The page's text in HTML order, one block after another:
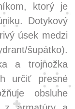
ktorý je
Dotykový
úsek medzi
šupátko).
a trojnožka
určiť presné
obsluhe